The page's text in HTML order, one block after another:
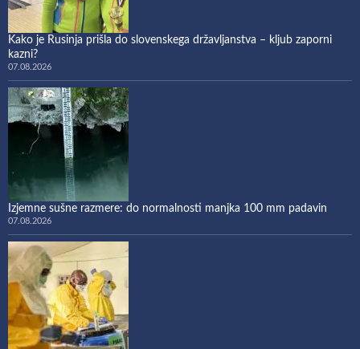
Kako je Rusinja prišla do slovenskega državljanstva – kljub zaporni
kazni?
07.08.2026
Izjemne sušne razmere: do normalnosti manjka 100 mm padavin
07.08.2026